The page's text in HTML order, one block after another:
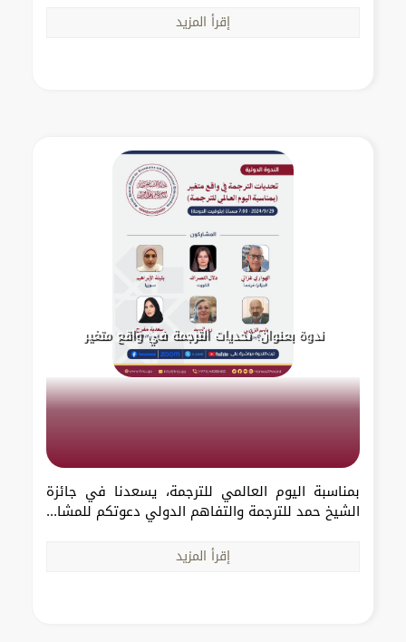
إقرأ المزيد
ندوة بعنوان: تحديات الترجمة في واقع متغير
بمناسبة اليوم العالمي للترجمة، يسعدنا في جائزة
الشيخ حمد للترجمة والتفاهم الدولي دعوتكم للمشا...
إقرأ المزيد